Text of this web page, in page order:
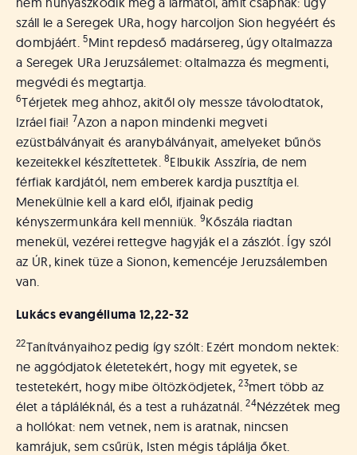
száll le a Seregek URa, hogy harcoljon Sion hegyéért és
dombjáért.5Mint repdeső madársereg, úgy oltalmazza
a Seregek URa Jeruzsálemet: oltalmazza és megmenti,
megvédi és megtartja.
6Térjetek meg ahhoz, akitől oly messze távolodtatok,
Izráel fiai! 7Azon a napon mindenki megveti
ezüstbálványait és aranybálványait, amelyeket bűnös
kezeitekkel készítettetek.8Elbukik Asszíria, de nem
férfiak kardjától, nem emberek kardja pusztítja el.
Menekülnie kell a kard elől, ifjainak pedig
kényszermunkára kell menniük.9Kőszála riadtan
menekül, vezérei rettegve hagyják el a zászlót. Így szól
az ÚR, kinek tüze a Sionon, kemencéje Jeruzsálemben
van.
Lukács evangéliuma 12,22-32
22Tanítványaihoz pedig így szólt: Ezért mondom nektek:
ne aggódjatok életetekért, hogy mit egyetek, se
testetekért, hogy mibe öltözködjetek,23mert több az
élet a tápláléknál, és a test a ruházatnál.24Nézzétek meg
a hollókat: nem vetnek, nem is aratnak, nincsen
kamrájuk, sem csűrük, Isten mégis táplálja őket.